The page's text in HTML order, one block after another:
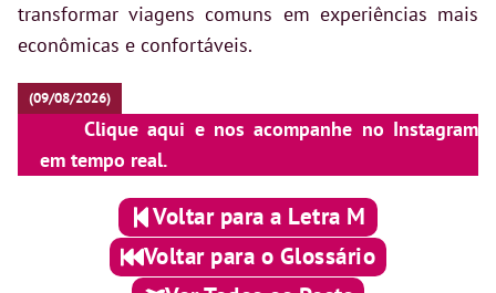
transformar viagens comuns em experiências mais
econômicas e confortáveis.
(09/08/2026)
Clique aqui e nos acompanhe no Instagram
em tempo real.
Voltar para a Letra M
Voltar para o Glossário